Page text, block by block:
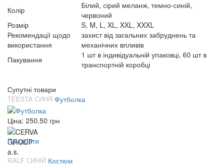
Колір
Білий, сірий меланж, темно-синій,
червоний
Розмір
S, M, L, XL, XXL, XXXL
Рекомендації щодо
використання
захист від загальних забруднень та
механічних впливів
Пакування
1 шт в індивідуальній упаковці, 60 шт в
транспортній коробці
Супутні товари
TEESTA СИНЯ Футболка
Ціна: 250.50 грн
Придбати
RALF СИНІЙ Костюм